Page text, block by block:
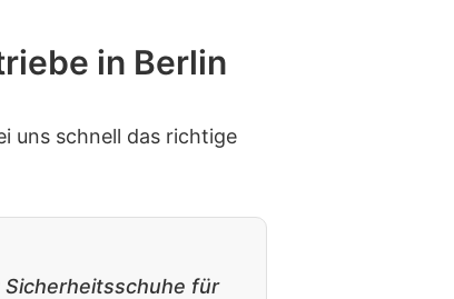
in Berlin
uns schnell das richtige
für